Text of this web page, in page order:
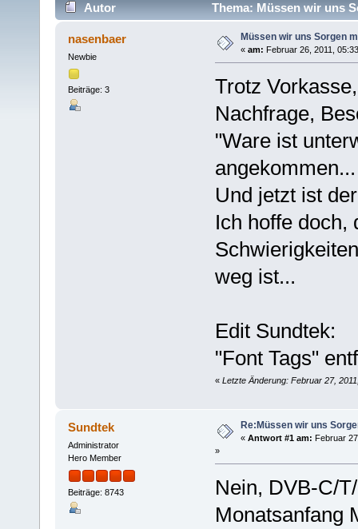
Autor Thema: Müssen wir uns
nasenbaer
Newbie
Beiträge: 3
Müssen wir uns Sorgen
« am: Februar 26, 2011,
Trotz
Nachfrage,
"Ware ist
angekommen...
Und jetzt ist
Ich hoffe doch,
weg ist...
Edit Sundtek:
"Font Tags"
« Letzte Änderung: Februar 27,
Sundtek
Administrator
Hero Member
Beiträge: 8743
Re:Müssen wir uns
« Antwort #1 am: Februar
»
Nein, DVB-C/T/
Monatsanfang